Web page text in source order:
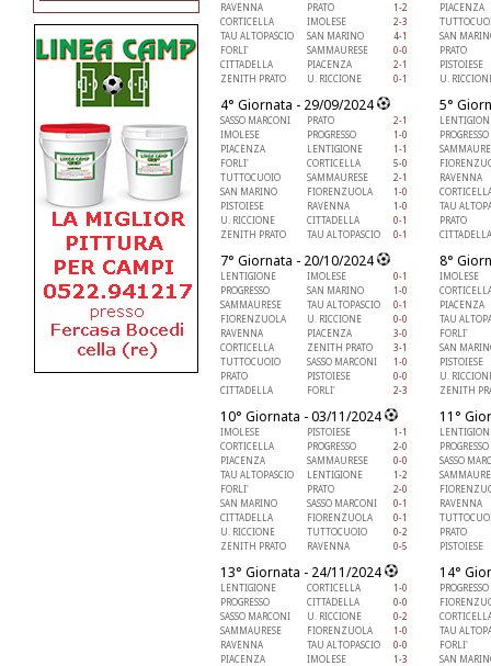
RAVENNA
PRATO
1-2
CORTICELLA
IMOLESE
2-3
TAU ALTOPASCIO
SAN MARINO
4-1
FORLI'
SAMMAURESE
0-0
CITTADELLA
PIACENZA
2-1
ZENITH PRATO
U. RICCIONE 0-1
4° Giornata - 29/09/2024
SASSO MARCONI PRATO
2-1
IMOLESE
PROGRESSO
1-0
PIACENZA
LENTIGIONE
1-1
FORLI'
CORTICELLA
5-0
TUTTOCUOIO
SAMMAURESE
2-1
SAN MARINO
FIORENZUOLA
1-0
PISTOIESE
RAVENNA
1-0
U. RICCIONE
CITTADELLA
0-1
ZENITH PRATO
TAU ALTOPASCIO 0-1
7° Giornata - 20/10/2024
LENTIGIONE IMOLESE
0-1
PROGRESSO
SAN MARINO
1-0
SAMMAURESE
TAU ALTOPASCIO
0-1
FIORENZUOLA
U. RICCIONE
0-0
RAVENNA
PIACENZA
3-0
CORTICELLA
ZENITH PRATO
3-1
TUTTOCUOIO
SASSO MARCONI
1-0
PRATO
PISTOIESE
0-0
CITTADELLA
FORLI' 2-3
10° Giornata - 03/11/2024
IMOLESE PISTOIESE
1-1
CORTICELLA
PROGRESSO
2-0
PIACENZA
SAMMAURESE
0-0
TAU ALTOPASCIO
LENTIGIONE
1-2
FORLI'
PRATO
2-0
SAN MARINO
SASSO MARCONI
0-1
CITTADELLA
FIORENZUOLA
0-1
U. RICCIONE
TUTTOCUOIO
0-2
ZENITH PRATO
RAVENNA 0-5
13° Giornata - 24/11/2024
LENTIGIONE CORTICELLA
1-0
PROGRESSO
CITTADELLA
0-0
SASSO MARCONI
U. RICCIONE
0-2
SAMMAURESE
FIORENZUOLA
1-0
RAVENNA
TAU ALTOPASCIO
0-0
PIACENZA
IMOLESE
1-3
PIACENZA
SAN
PRATO
PISTOIESE
U.
5°
PROGRESSO
RAVENNA
TAU
PRATO
CITTADELLA
8°
IMOLESE
PIACENZA
TAU
FORLI'
SAN
PISTOIESE
U.
ZENITH
11°
PROGRESSO
SASSO
RAVENNA
PRATO
PISTOIESE
14°
PROGRESSO
TAU
FORLI'
SAN